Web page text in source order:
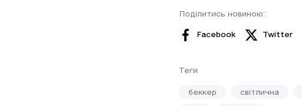
Поділитись новиною:
Facebook Twitter
Теги
беккер світлична